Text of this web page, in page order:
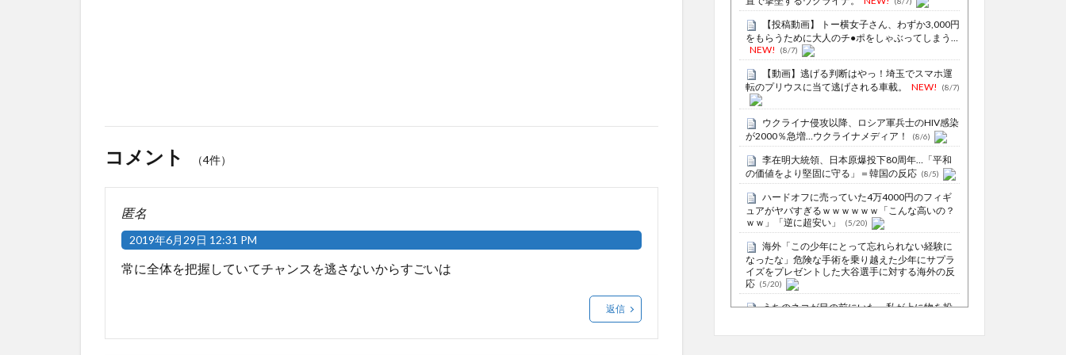
コメント （4件）
匿名
2019年6月29日 12:31 PM
常に全体を把握していてチャンスを逃さないからすごいは
返信
【投稿動画】 トー横女子さん、わずか3,000円
をもらうために大人のチ●ポをしゃぶってしまう…
NEW!
(8/7)
【動画】逃げる判断はやっ！埼玉でスマホ運
転のプリウスに当て逃げされる車載。
NEW! (8/7)
ウクライナ侵攻以降、ロシア軍兵士のHIV感染
が2000％急増…ウクライナメディア！
(8/6)
李在明大統領、日本原爆投下80周年…「平和
の価値をより堅固に守る」＝韓国の反応 (8/5)
ハードオフに売っていた4万4000円のフィギ
ュアがヤバすぎるｗｗｗｗｗｗ「こんな高いの？
ｗｗ」「逆に超安い」
(5/20)
海外「この少年にとって忘れられない経験に
なったな」危険な手術を乗り越えた少年にサプラ
イズをプレゼントした大谷選手に対する海外の反
応 (5/20)
うちのネコが目の前にいた。私が上に物を投